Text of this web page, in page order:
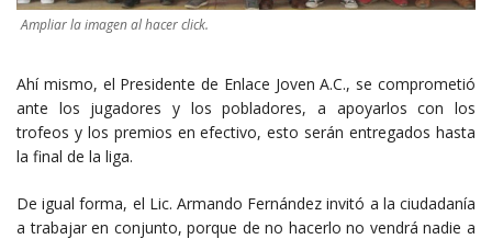
Ampliar la imagen al hacer click.
Ahí mismo, el Presidente de Enlace Joven A.C., se comprometió
ante los jugadores y los pobladores, a apoyarlos con los
trofeos y los premios en efectivo, esto serán entregados hasta
la final de la liga.
De igual forma, el Lic. Armando Fernández invitó a la ciudadanía
a trabajar en conjunto, porque de no hacerlo no vendrá nadie a